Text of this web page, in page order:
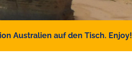
Australien auf den Tisch. Enjoy!